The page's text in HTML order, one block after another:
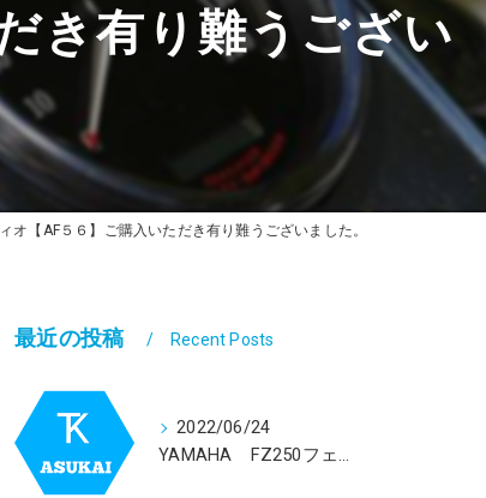
メルカリ
き有り難うござい
【AF５６】ご購入いただき有り難うございました。
最近の投稿 Recent Posts
2022/06/24
YAMAHA FZ250フェーザー【1GK】買取依頼を受けました。